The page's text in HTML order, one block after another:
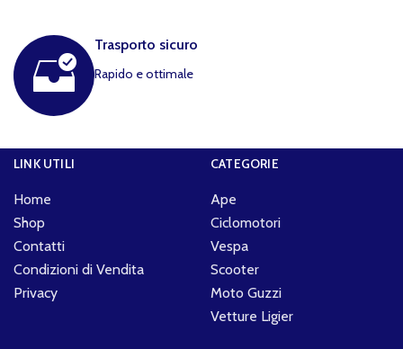
Trasporto sicuro
Rapido e ottimale
LINK UTILI
Home
Shop
Contatti
Condizioni di Vendita
Privacy
CATEGORIE
Ape
Ciclomotori
Vespa
Scooter
Moto Guzzi
Vetture Ligier